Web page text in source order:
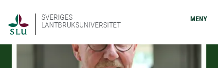
SVERIGES
LANTBRUKSUNIVERSITET
MENY